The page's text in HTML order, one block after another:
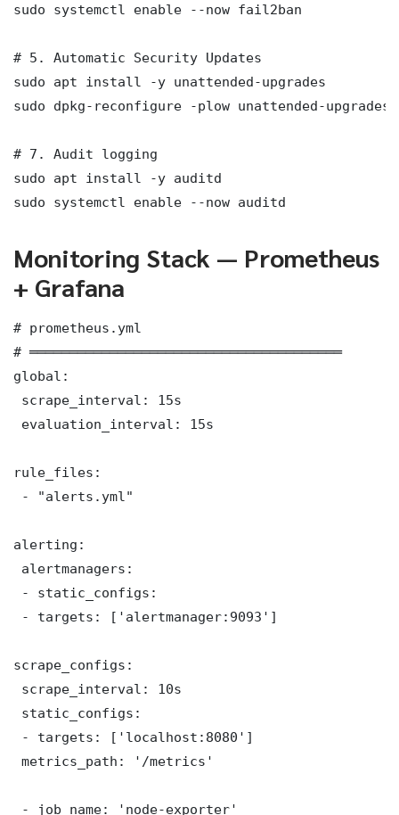
sudo systemctl enable --now fail2ban
# 5. Automatic Security Updates
sudo apt install -y unattended-upgrades
sudo dpkg-reconfigure -plow unattended-upgrades
# 7. Audit logging
sudo apt install -y auditd
sudo systemctl enable --now auditd
Monitoring Stack — Prometheus
+ Grafana
# prometheus.yml
# ═══════════════════════════════════════
global:
scrape_interval: 15s
evaluation_interval: 15s
rule_files:
- "alerts.yml"
alerting:
alertmanagers:
- static_configs:
- targets: ['alertmanager:9093']
scrape_configs:
scrape_interval: 10s
static_configs:
- targets: ['localhost:8080']
metrics_path: '/metrics'
- job_name: 'node-exporter'